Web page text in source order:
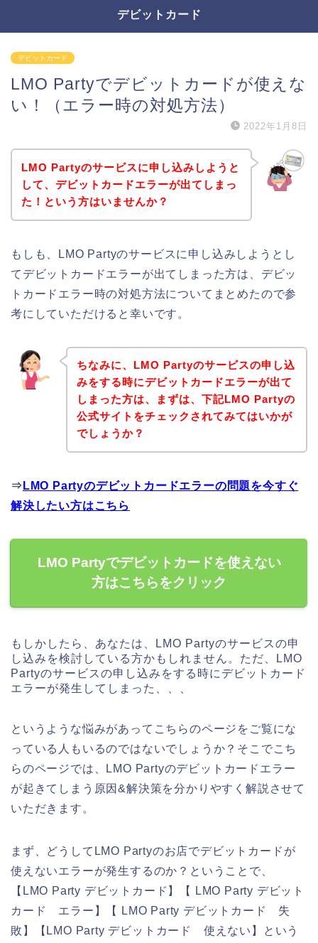
デビットカード
デビットカード
LMO Partyでデビットカードが使えな
い！（エラー時の対処方法）
2022年1月8日
LMO Partyのサービスに申し込みしようと
して、デビットカードエラーが出てしまっ
た！という方はいませんか？
もしも、LMO Partyのサービスに申し込みしようとし
てデビットカードエラーが出てしまった方は、デビッ
トカードエラー時の対処方法についてまとめたので参
考にしていただけると幸いです。
ちなみに、LMO Partyのサービスの申し込
みをする時にデビットカードエラーが出て
しまった方は、まずは、下記LMO Partyの
公式サイトをチェックされてみてはいかが
でしょうか？
⇒ LMO Partyのデビットカードエラーの問題を今すぐ
解決したい方はこちら
LMO Partyでデビットカードを使えない
方はこちらをクリック
もしかしたら、あなたは、LMO Partyのサービスの申
し込みを検討している方かもしれません。ただ、LMO
Partyのサービスの申し込みをする時にデビットカード
エラーが発生してしまった、、、
というような悩みがあってこちらのページをご覧にな
っている人もいるのではないでしょうか？そこでこち
らのページでは、LMO Partyのデビットカードエラー
が起きてしまう原因&解決策を分かりやすく解説させて
いただきます。
まず、どうしてLMO Partyのお店でデビットカードが
使えないエラーが発生するのか？ということで、
【LMO Party デビットカード】【 LMO Party デビット
カード エラー】【 LMO Party デビットカード 失
敗】【LMO Party デビットカード 使えない】という